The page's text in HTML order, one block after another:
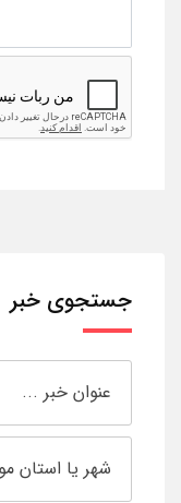
جستجوی خبر